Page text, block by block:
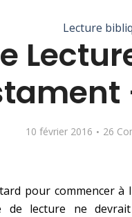
Lecture
10 février 2016 26
pour commencer
de lecture ne